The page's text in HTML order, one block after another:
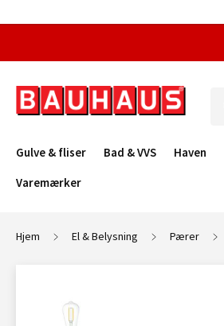
Gulve & fliser Bad & VVS Haven
Varemærker
Hjem El & Belysning Pærer